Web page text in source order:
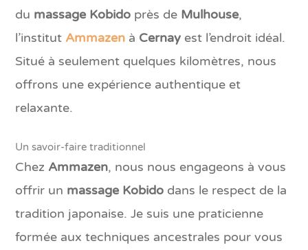
du massage Kobido près de Mulhouse,
l’institut Ammazen à Cernay est l’endroit idéal.
Situé à seulement quelques kilomètres, nous
offrons une expérience authentique et
relaxante.
Un savoir-faire traditionnel
Chez Ammazen, nous nous engageons à vous
offrir un massage Kobido dans le respect de la
tradition japonaise. Je suis une praticienne
formée aux techniques ancestrales pour vous